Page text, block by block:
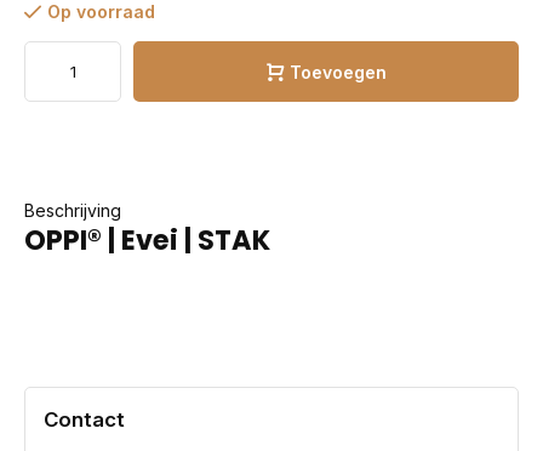
Op voorraad
Toevoegen
Beschrijving
OPPI® | Evei | STAK
Contact